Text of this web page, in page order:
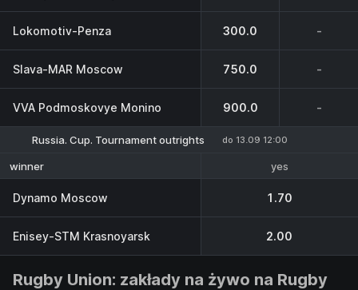
Lokomotiv-Penza 300.0 -
Slava-MAR Moscow 750.0 -
VVA Podmoskovye Monino 900.0 -
Russia. Cup. Tournament outrights do 13.09 12:00
winner yes
Dynamo Moscow 1.70
Enisey-STM Krasnoyarsk 2.00
Rugby Union: zakłady na żywo na Rugby